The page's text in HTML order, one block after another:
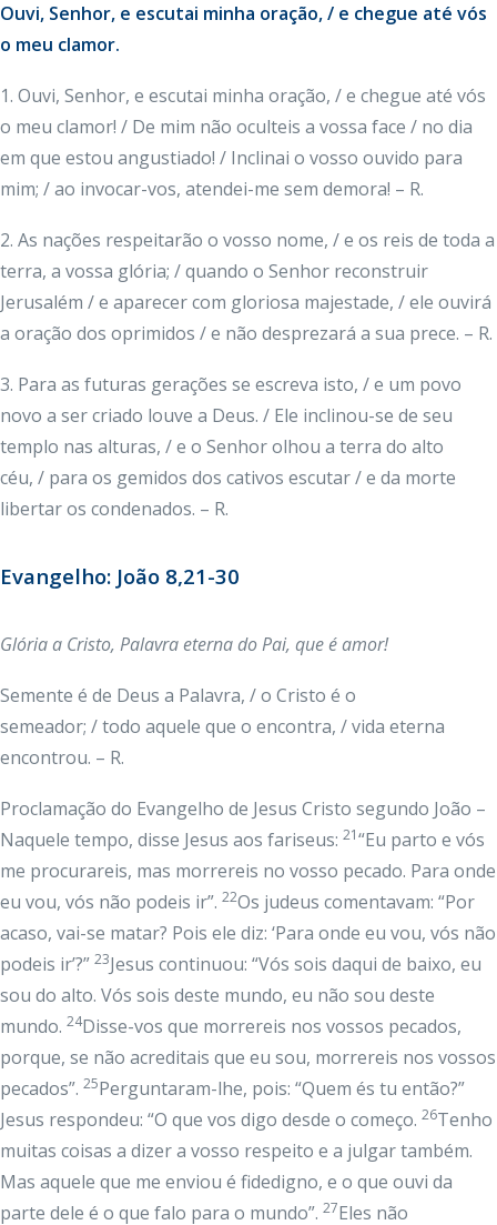
Ouvi, Senhor, e escutai minha oração, / e chegue até vós
o meu clamor.
1. Ouvi, Senhor, e escutai minha oração, / e chegue até vós
o meu clamor! / De mim não oculteis a vossa face / no dia
em que estou angustiado! / Inclinai o vosso ouvido para
mim; / ao invocar-vos, atendei-me sem demora! – R.
2. As nações respeitarão o vosso nome, / e os reis de toda a
terra, a vossa glória; / quando o Senhor reconstruir
Jerusalém / e aparecer com gloriosa majestade, / ele ouvirá
a oração dos oprimidos / e não desprezará a sua prece. – R.
3. Para as futuras gerações se escreva isto, / e um povo
novo a ser criado louve a Deus. / Ele inclinou-se de seu
templo nas alturas, / e o Senhor olhou a terra do alto
céu, / para os gemidos dos cativos escutar / e da morte
libertar os condenados. – R.
Evangelho: João 8,21-30
Glóriaa Cristo, Palavra eterna do Pai, que é amor!
Semente é de Deus a Palavra, / o Cristo é o
semeador; / todo aquele que o encontra, / vida eterna
encontrou. – R.
Proclamação do Evangelho de Jesus Cristo segundo João –
Naquele tempo, disse Jesus aos fariseus: 21“Eu parto e vós
me procurareis, mas morrereis no vosso pecado. Para onde
eu vou, vós não podeis ir”. 22Os judeus comentavam: “Por
acaso, vai-se matar? Pois ele diz: ‘Para onde eu vou, vós não
podeis ir’?” 23Jesus continuou: “Vós sois daqui de baixo, eu
sou do alto. Vós sois deste mundo, eu não sou deste
mundo. 24Disse-vos que morrereis nos vossos pecados,
porque, se não acreditais que eu sou, morrereis nos vossos
pecados”. 25Perguntaram-lhe, pois: “Quem és tu então?”
Jesus respondeu: “O que vos digo desde o começo. 26Tenho
muitas coisas a dizer a vosso respeito e a julgar também.
Mas aquele que me enviou é fidedigno, e o que ouvi da
parte dele é o que falo para o mundo”. 27Eles não